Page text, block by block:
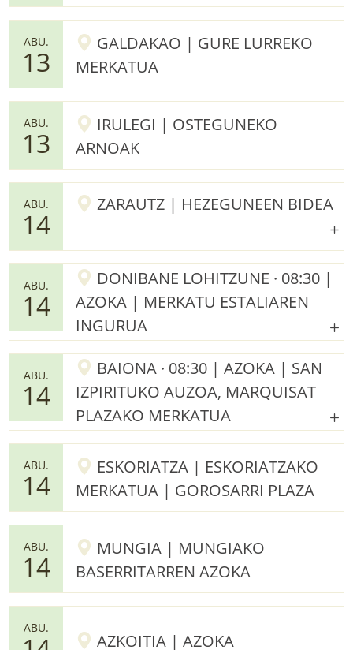
ABU.
13
GALDAKAO | GURE LURREKO
MERKATUA
ABU.
13
IRULEGI | OSTEGUNEKO
ARNOAK
ABU.
14
ZARAUTZ | HEZEGUNEEN BIDEA
ABU.
14
DONIBANE LOHITZUNE · 08:30 |
AZOKA | MERKATU ESTALIAREN
INGURUA
ABU.
14
BAIONA · 08:30 | AZOKA | SAN
IZPIRITUKO AUZOA, MARQUISAT
PLAZAKO MERKATUA
ABU.
14
ESKORIATZA | ESKORIATZAKO
MERKATUA | GOROSARRI PLAZA
ABU.
14
MUNGIA | MUNGIAKO
BASERRITARREN AZOKA
ABU.
AZKOITIA | AZOKA